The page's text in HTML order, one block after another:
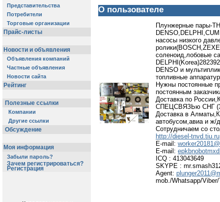
Представительства
Потребители
Торговые организации
Прайс-листы
Новости и объявления
Объявления компаний
Частные объявления
Новости сайта
Рейтинг
Полезные ссылки
Компании
Другие ссылки
Обсуждение
Моя информация
Забыли пароль?
Зачем регистрироваться?
Регистрация
О пользователе
Плунжерные пары-
насосы низкого
соленоид,лобовые
DENSO и
топливные
Нужны постоянные
постоянным
Доставка по
СПЕЦСВЯЗЬю СНГ
Доставка в
автобусом,авиа и ж/
Сотрудничаем со
http://diesel-tnvd.tiu.ru
E-mail:
E-mail:
ICQ : 413043649
SKYPE :
Agent:
mob./Whatsapp/